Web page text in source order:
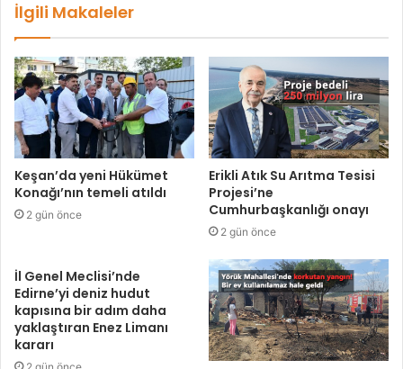
İlgili Makaleler
Keşan’da yeni Hükümet
Konağı’nın temeli atıldı
2 gün önce
Erikli Atık Su Arıtma Tesisi
Projesi’ne
Cumhurbaşkanlığı onayı
2 gün önce
İl Genel Meclisi’nde
Edirne’yi deniz hudut
kapısına bir adım daha
yaklaştıran Enez Limanı
kararı